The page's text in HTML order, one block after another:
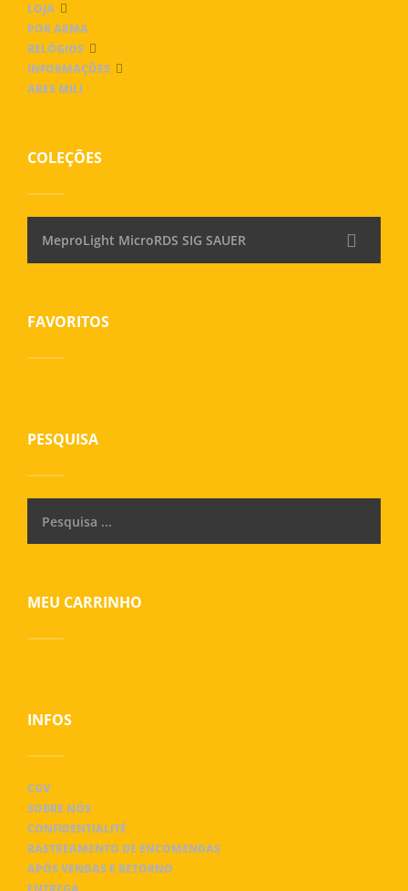
LOJA
POR ARMA
RELÓGIOS
INFORMAÇÕES
ARES MILI
COLEÇÕES
MeproLight MicroRDS SIG SAUER
FAVORITOS
PESQUISA
MEU CARRINHO
INFOS
CGV
SOBRE NÓS
CONFIDENTIALITÉ
RASTREAMENTO DE ENCOMENDAS
APÓS VENDAS E RETORNO